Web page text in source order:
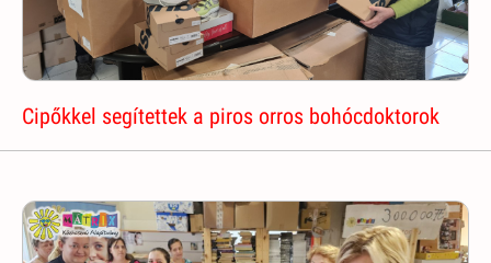
Cipőkkel segítettek a piros orros bohócdoktorok